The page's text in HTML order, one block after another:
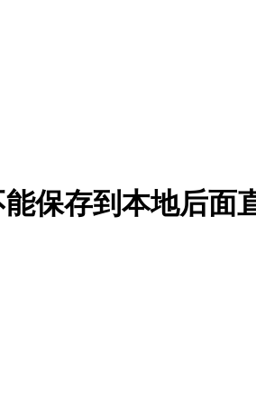
保存到本地后面